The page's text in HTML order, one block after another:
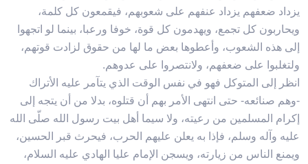
يزداد ضعفهم يزداد عنفهم على شعوبهم، فيقمعون كل كلمة،
ويحاربون كل تجمع، ويهدمون كل قوة، خوفا ورعبا، بينما لو اتجهوا
إلى هذه الشعوب، وأعطوها بعض ما لها من حقوق لزادت قوتهم،
ولتغلبوا على ضعفهم، ولانتصروا على عدوهم.
انظر إلى المتوكل فهو في نفس الوقت الذي يتآمر عليه الأتراك
-وهم صنائعه- حتى انتهى الأمر بهم أن قتلوه، بدلا من أن يتجه إلى
إكرام المسلمين من رعيته، ولا سيما أهل بيت رسول الله صلّى الله
عليه وآله وسلم، فإذا به يعلن عليهم الحرب، فيحرث قبر الحسين،
ويمنع الناس من زيارته، ويسجن الإمام عليا الهادي عليه السلام،